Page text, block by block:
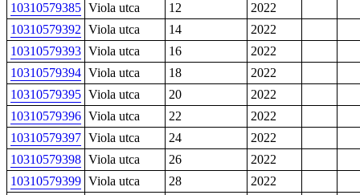
10310579385 Viola utca 12
2022
10310579392 Viola utca 14
2022
10310579393 Viola utca 16
2022
10310579394 Viola utca 18
2022
10310579395 Viola utca 20
2022
10310579396 Viola utca 22
2022
10310579397 Viola utca 24
2022
10310579398 Viola utca 26
2022
10310579399 Viola utca 28
2022